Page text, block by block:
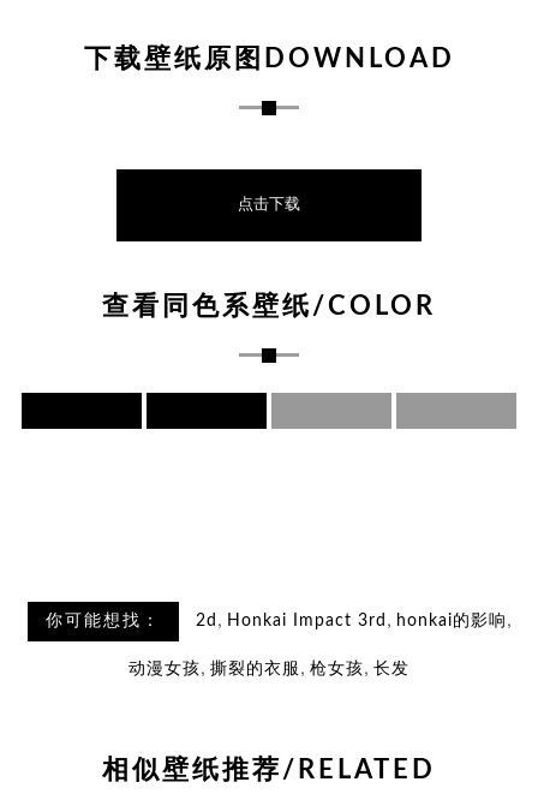
下载壁纸原图DOWNLOAD
点击下载
查看同色系壁纸/COLOR
你可能想找： 2d , Honkai Impact 3rd , honkai的影响 ,
动漫女孩, 撕裂的衣服 , 枪女孩, 长发
相似壁纸推荐/RELATED